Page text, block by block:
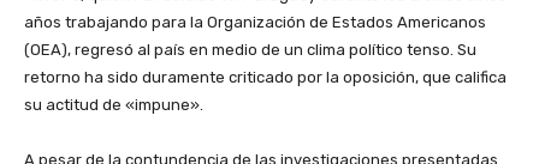
años trabajando para la Organización de Estados Americanos
(OEA), regresó al país en medio de un clima político tenso. Su
retorno ha sido duramente criticado por la oposición, que califica
su actitud de «impune».
​A pesar de la contundencia de las investigaciones presentadas